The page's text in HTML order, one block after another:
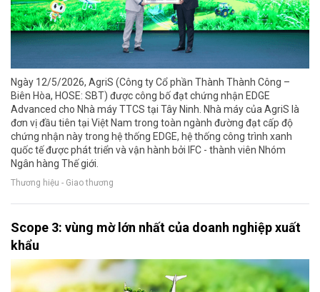
Ngày 12/5/2026, AgriS (Công ty Cổ phần Thành Thành Công –
Biên Hòa, HOSE: SBT) được công bố đạt chứng nhận EDGE
Advanced cho Nhà máy TTCS tại Tây Ninh. Nhà máy của AgriS là
đơn vị đầu tiên tại Việt Nam trong toàn ngành đường đạt cấp độ
chứng nhận này trong hệ thống EDGE, hệ thống công trình xanh
quốc tế được phát triển và vận hành bởi IFC - thành viên Nhóm
Ngân hàng Thế giới.
Thương hiệu - Giao thương
Scope 3: vùng mờ lớn nhất của doanh nghiệp xuất
khẩu